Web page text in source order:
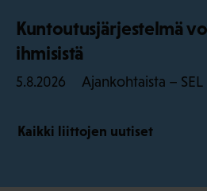
Kuntoutusjärjestelmä
ihmisistä
5.8.2026 Ajankohtaista – SEL
Kaikki liittojen uutiset